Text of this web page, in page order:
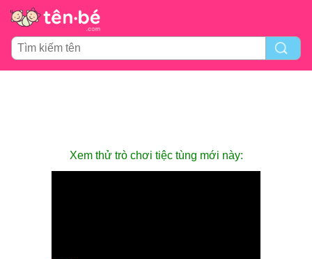
Xem thử trò chơi tiệc tùng mới này: